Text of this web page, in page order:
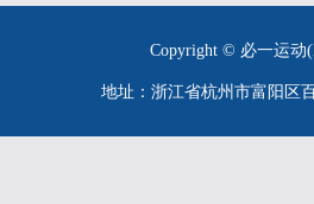
Copyright © 必一运动
地址：浙江省杭州市富阳区